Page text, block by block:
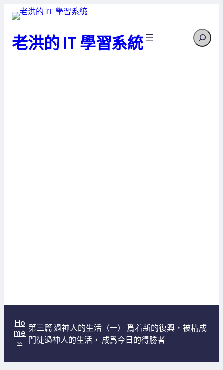
老洪的 IT 學習系統 Search
Ho
me
>>
第三篇 過神人的生活（一） 爲着新的復興，被構成
門徒過神人的生活， 成爲今日的得勝者